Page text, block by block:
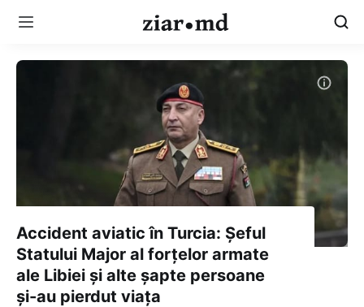
Accident aviatic în Turcia: Șeful
Statului Major al forțelor armate
ale Libiei și alte șapte persoane
și-au pierdut viața